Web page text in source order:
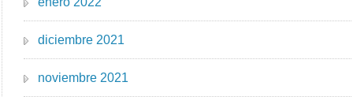
diciembre 2021
noviembre 2021